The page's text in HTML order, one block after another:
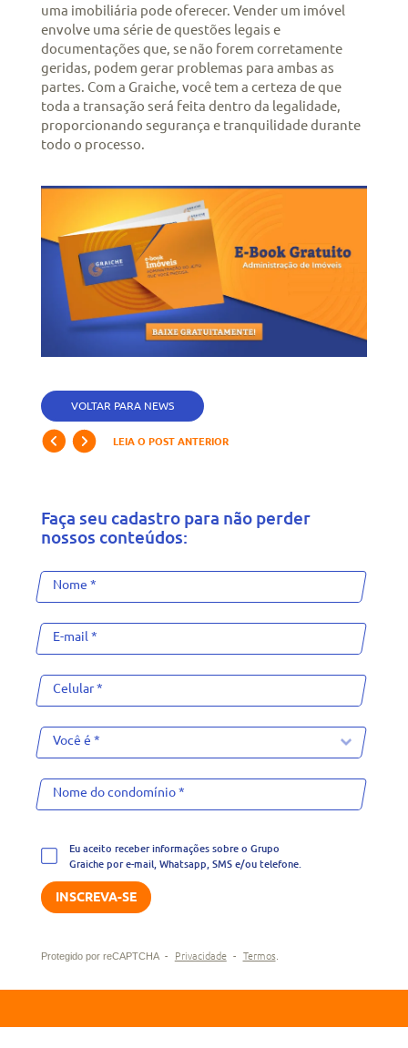
uma imobiliária pode oferecer. Vender um imóvel
envolve uma série de questões legais e
documentações que, se não forem corretamente
geridas, podem gerar problemas para ambas as
partes. Com a Graiche, você tem a certeza de que
toda a transação será feita dentro da legalidade,
proporcionando segurança e tranquilidade durante
todo o processo.
VOLTAR PARA NEWS
LEIA O POST ANTERIOR
Faça seu cadastro para não perder
nossos conteúdos:
Eu aceito receber informações sobre o Grupo
Graiche por e-mail, Whatsapp, SMS e/ou telefone.
Protegido por reCAPTCHA - Privacidade - Termos.